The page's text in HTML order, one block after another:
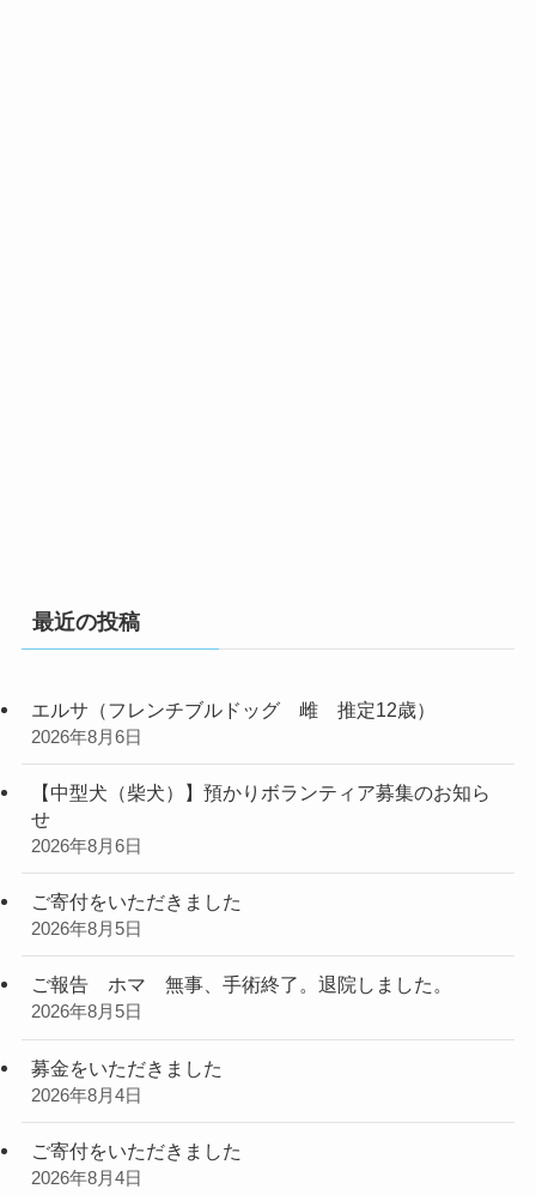
最近の投稿
エルサ（フレンチブルドッグ 雌 推定12歳）
2026年8月6日
【中型犬（柴犬）】預かりボランティア募集のお知ら
せ
2026年8月6日
ご寄付をいただきました
2026年8月5日
ご報告 ホマ 無事、手術終了。退院しました。
2026年8月5日
募金をいただきました
2026年8月4日
ご寄付をいただきました
2026年8月4日